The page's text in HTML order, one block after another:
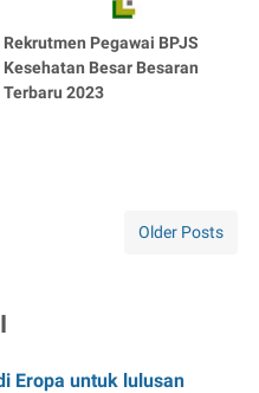
Rekrutmen Pegawai BPJS
Kesehatan Besar Besaran
Terbaru 2023
Older Posts
Eropa untuk lulusan